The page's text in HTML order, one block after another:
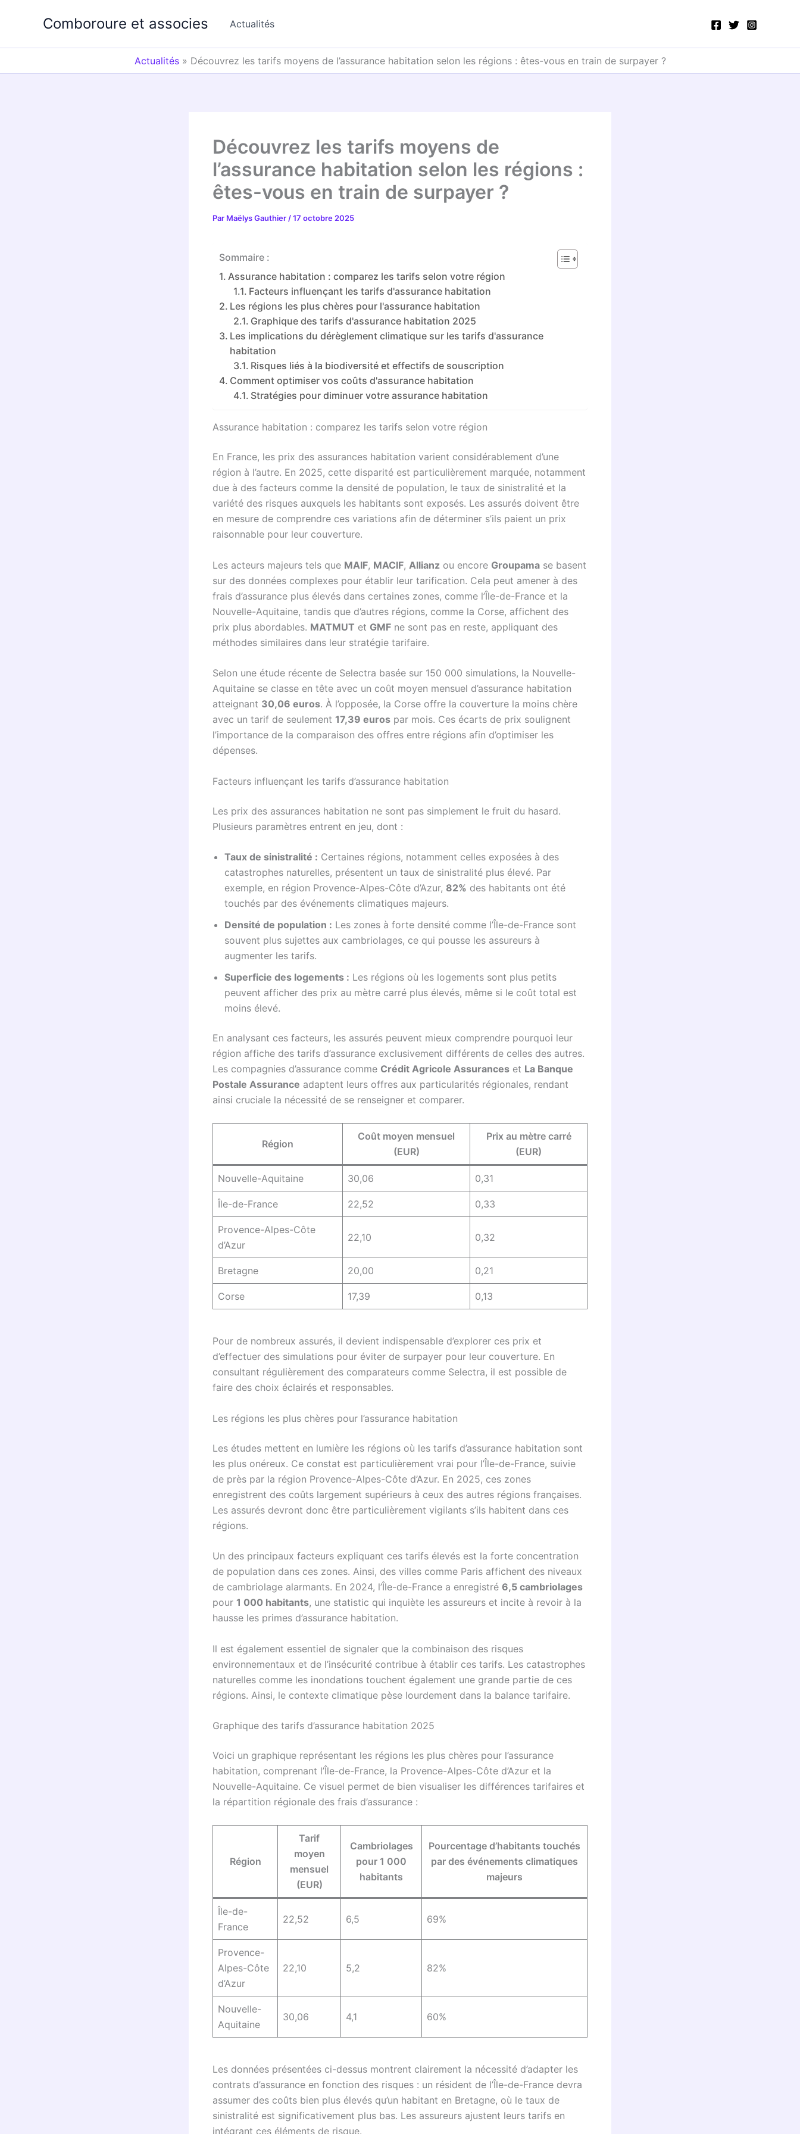
Comboroure et associes Actualités
Actualités» Découvrez les tarifs moyens de l’assurance habitation selon les régions : êtes-vous en train de surpayer ?
Découvrez les tarifs moyens de
l’assurance habitation selon les régions :
êtes-vous en train de surpayer ?
Par Maëlys Gauthier /17 octobre 2025
Sommaire :
Assurance habitation : comparez les tarifs selon votre région
Facteurs influençant les tarifs d'assurance habitation
Les régions les plus chères pour l'assurance habitation
Graphique des tarifs d'assurance habitation 2025
Les implications du dérèglement climatique sur les tarifs d'assurance
habitation
Risques liés à la biodiversité et effectifs de souscription
Comment optimiser vos coûts d'assurance habitation
Stratégies pour diminuer votre assurance habitation
Assurance habitation : comparez les tarifs selon votre région
En France, les prix des assurances habitation varient considérablement d’une
région à l’autre. En 2025, cette disparité est particulièrement marquée, notamment
due à des facteurs comme la densité de population, le taux de sinistralité et la
variété des risques auxquels les habitants sont exposés. Les assurés doivent être
en mesure de comprendre ces variations afin de déterminer s’ils paient un prix
raisonnable pour leur couverture.
Les acteurs majeurs tels que MAIF, MACIF, Allianz ou encore Groupama se basent
sur des données complexes pour établir leur tarification. Cela peut amener à des
frais d’assurance plus élevés dans certaines zones, comme l’Île-de-France et la
Nouvelle-Aquitaine, tandis que d’autres régions, comme la Corse, affichent des
prix plus abordables. MATMUT et GMF ne sont pas en reste, appliquant des
méthodes similaires dans leur stratégie tarifaire.
Selon une étude récente de Selectra basée sur 150 000 simulations, la Nouvelle-
Aquitaine se classe en tête avec un coût moyen mensuel d’assurance habitation
atteignant 30,06 euros. À l’opposée, la Corse offre la couverture la moins chère
avec un tarif de seulement 17,39 euros par mois. Ces écarts de prix soulignent
l’importance de la comparaison des offres entre régions afin d’optimiser les
dépenses.
Facteurs influençant les tarifs d’assurance habitation
Les prix des assurances habitation ne sont pas simplement le fruit du hasard.
Plusieurs paramètres entrent en jeu, dont :
Taux de sinistralité : Certaines régions, notamment celles exposées à des
catastrophes naturelles, présentent un taux de sinistralité plus élevé. Par
exemple, en région Provence-Alpes-Côte d’Azur, 82% des habitants ont été
touchés par des événements climatiques majeurs.
Densité de population : Les zones à forte densité comme l’Île-de-France sont
souvent plus sujettes aux cambriolages, ce qui pousse les assureurs à
augmenter les tarifs.
Superficie des logements : Les régions où les logements sont plus petits
peuvent afficher des prix au mètre carré plus élevés, même si le coût total est
moins élevé.
En analysant ces facteurs, les assurés peuvent mieux comprendre pourquoi leur
région affiche des tarifs d’assurance exclusivement différents de celles des autres.
Les compagnies d’assurance comme Crédit Agricole Assurances et La Banque
Postale Assurance adaptent leurs offres aux particularités régionales, rendant
ainsi cruciale la nécessité de se renseigner et comparer.
Région
Coût moyen mensuel
(EUR)
Prix au mètre carré
(EUR)
Nouvelle-Aquitaine 30,06 0,31
Île-de-France 22,52 0,33
Provence-Alpes-Côte
d’Azur
22,10 0,32
Bretagne 20,00 0,21
Corse 17,39 0,13
Pour de nombreux assurés, il devient indispensable d’explorer ces prix et
d’effectuer des simulations pour éviter de surpayer pour leur couverture. En
consultant régulièrement des comparateurs comme Selectra, il est possible de
faire des choix éclairés et responsables.
Les régions les plus chères pour l’assurance habitation
Les études mettent en lumière les régions où les tarifs d’assurance habitation sont
les plus onéreux. Ce constat est particulièrement vrai pour l’Île-de-France, suivie
de près par la région Provence-Alpes-Côte d’Azur. En 2025, ces zones
enregistrent des coûts largement supérieurs à ceux des autres régions françaises.
Les assurés devront donc être particulièrement vigilants s’ils habitent dans ces
régions.
Un des principaux facteurs expliquant ces tarifs élevés est la forte concentration
de population dans ces zones. Ainsi, des villes comme Paris affichent des niveaux
de cambriolage alarmants. En 2024, l’Île-de-France a enregistré 6,5 cambriolages
pour 1 000 habitants, une statistic qui inquiète les assureurs et incite à revoir à la
hausse les primes d’assurance habitation.
Il est également essentiel de signaler que la combinaison des risques
environnementaux et de l’insécurité contribue à établir ces tarifs. Les catastrophes
naturelles comme les inondations touchent également une grande partie de ces
régions. Ainsi, le contexte climatique pèse lourdement dans la balance tarifaire.
Graphique des tarifs d’assurance habitation 2025
Voici un graphique représentant les régions les plus chères pour l’assurance
habitation, comprenant l’Île-de-France, la Provence-Alpes-Côte d’Azur et la
Nouvelle-Aquitaine. Ce visuel permet de bien visualiser les différences tarifaires et
la répartition régionale des frais d’assurance :
Région
Tarif
moyen
mensuel
(EUR)
Cambriolages
pour 1 000
habitants
Pourcentage d’habitants touchés
par des événements climatiques
majeurs
Île-de-
France
22,52 6,5 69%
Provence-
Alpes-Côte
d’Azur
22,10 5,2 82%
Nouvelle-
Aquitaine
30,06 4,1 60%
Les données présentées ci-dessus montrent clairement la nécessité d’adapter les
contrats d’assurance en fonction des risques : un résident de l’Île-de-France devra
assumer des coûts bien plus élevés qu’un habitant en Bretagne, où le taux de
sinistralité est significativement plus bas. Les assureurs ajustent leurs tarifs en
intégrant ces éléments de risque.